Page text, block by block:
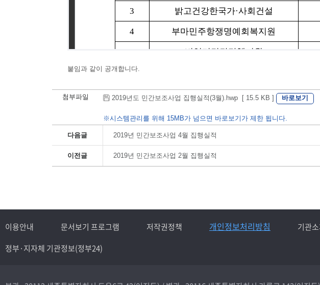
붙임과 같이 공개합니다.
첨부파일 2019년도 민간보조사업 집행실적(3월).hwp [ 15.5 KB ] 바로보기
※시스템관리를 위해 15MB가 넘으면 바로보기가 제한 됩니다.
다음글 2019년 민간보조사업 4월 집행실적
이전글 2019년 민간보조사업 2월 집행실적
이용안내 문서보기 프로그램 저작권정책 개인정보처리방침
기관
정부·지자체 기관정보(정부24)